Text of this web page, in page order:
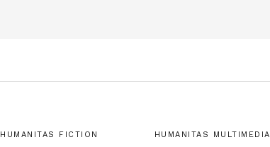
HUMANITAS FICTION HUMANITAS MULTIMEDIA